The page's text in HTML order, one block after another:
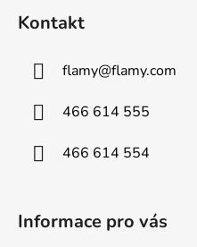
Kontakt
flamy@flamy.com
466 614 555
466 614 554
Informace pro vás